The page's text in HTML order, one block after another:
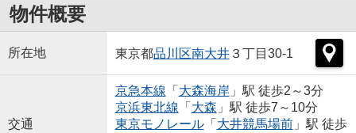
物件概要
所在地 東京都品川区南大井３丁目30-1
交通
京急本線 「 大森海岸 」駅 徒歩2～3分
京浜東北線 「 大森 」駅 徒歩7～10分
東京モノレール「 大井競馬場前」駅 徒歩